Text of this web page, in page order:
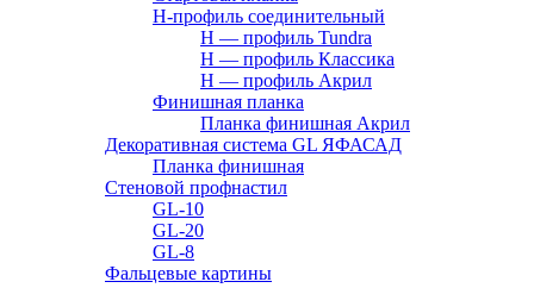
H-профиль соединительный
Н — профиль Tundra
H — профиль Классика
Н — профиль Акрил
Финишная планка
Планка финишная Акрил
Декоративная система GL ЯФАСАД
Планка финишная
Стеновой профнастил
GL-10
GL-20
GL-8
Фальцевые картины